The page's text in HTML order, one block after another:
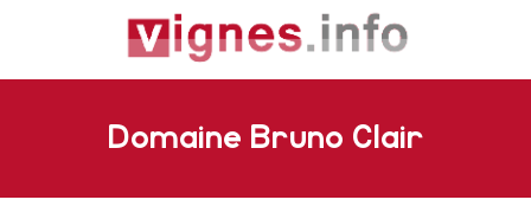
Domaine Bruno Clair